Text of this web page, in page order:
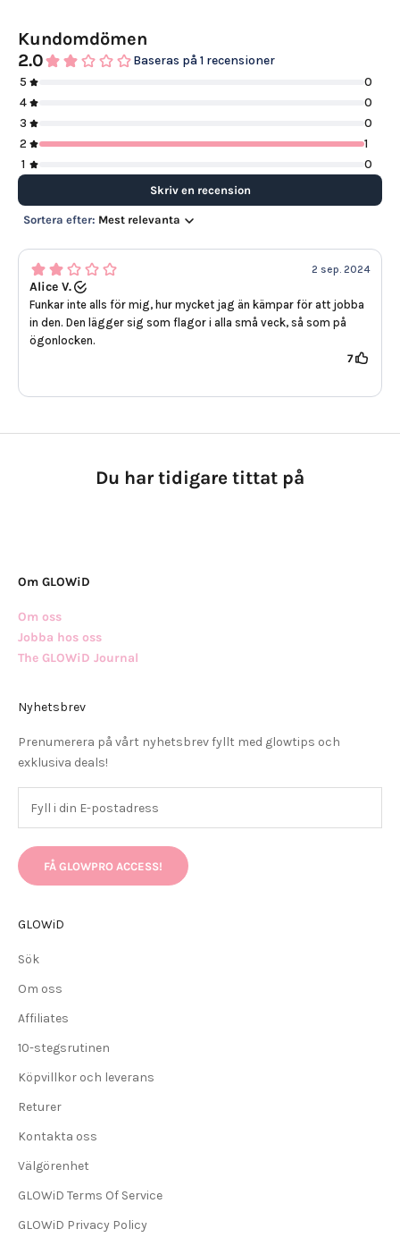
Kundomdömen
2.0
Baseras på 1 recensioner
5
0
4
0
3
0
2
1
1
0
Skriv en recension
Sortera efter: Mest relevanta
2 sep. 2024
Alice V.
Funkar inte alls för mig, hur mycket jag än kämpar för att jobba
in den. Den lägger sig som flagor i alla små veck, så som på
ögonlocken.
7
Du har tidigare tittat på
Om GLOWiD
Om oss
Jobba hos oss
The GLOWiD Journal
Nyhetsbrev
Prenumerera på vårt nyhetsbrev fyllt med glowtips och
exklusiva deals!
FÅ GLOWPRO ACCESS!
GLOWiD
Sök
Om oss
Affiliates
10-stegsrutinen
Köpvillkor och leverans
Returer
Kontakta oss
Välgörenhet
GLOWiD Terms Of Service
GLOWiD Privacy Policy